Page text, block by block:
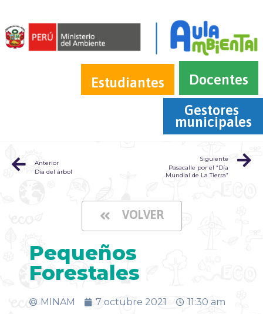
Estudiantes
Docentes
Gestores
municipales
Anterior
Día del árbol
Siguiente
Pasacalle por el “Día
Mundial de La Tierra”
VOLVER
Pequeños
Forestales
MINAM 7 octubre 2021 11:30 am